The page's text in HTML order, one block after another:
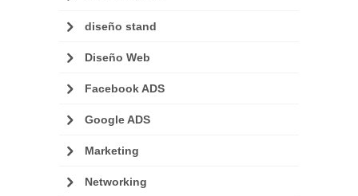
diseño stand
Diseño Web
Facebook ADS
Google ADS
Marketing
Networking